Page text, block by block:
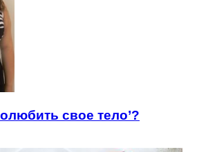
свое тело’?